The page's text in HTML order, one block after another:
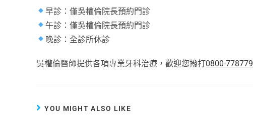
早診：僅吳權倫院長預約門診
午診：僅吳權倫院長預約門診
晚診：全診所休診
吳權倫醫師提供各項專業牙科治療，歡迎您撥打0800-778779
YOU MIGHT ALSO LIKE